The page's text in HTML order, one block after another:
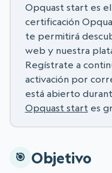
Opquast start es
certificación
te permitirá
web y nuestra
Regístrate a
activación por
está abierto
Opquast startes
Objetivo